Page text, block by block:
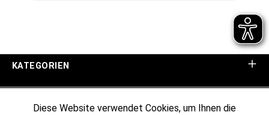
KATEGORIEN
Diese Website verwendet Cookies, um Ihnen die